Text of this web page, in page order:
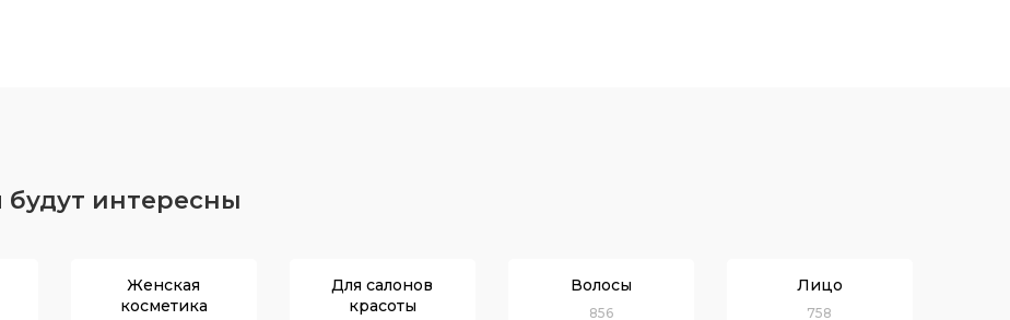
интересны
Женская
косметика
Для салонов
красоты
Волосы
856
Лицо
758